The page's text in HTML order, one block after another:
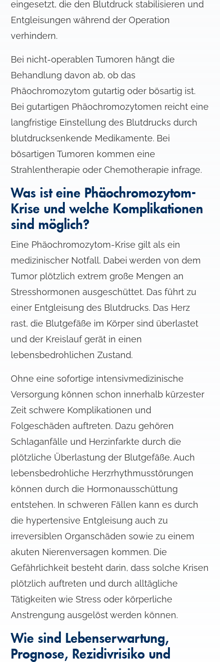
eingesetzt, die den Blutdruck stabilisieren und
Entgleisungen während der Operation
verhindern.
Bei nicht-operablen Tumoren hängt die
Behandlung davon ab, ob das
Phäochromozytom gutartig oder bösartig ist.
Bei gutartigen Phäochromozytomen reicht eine
langfristige Einstellung des Blutdrucks durch
blutdrucksenkende Medikamente. Bei
bösartigen Tumoren kommen eine
Strahlentherapie oder Chemotherapie infrage.
Was ist eine Phäochromozytom-
Krise und welche Komplikationen
sind möglich?
Eine Phäochromozytom-Krise gilt als ein
medizinischer Notfall. Dabei werden von dem
Tumor plötzlich extrem große Mengen an
Stresshormonen ausgeschüttet. Das führt zu
einer Entgleisung des Blutdrucks. Das Herz
rast, die Blutgefäße im Körper sind überlastet
und der Kreislauf gerät in einen
lebensbedrohlichen Zustand.
Ohne eine sofortige intensivmedizinische
Versorgung können schon innerhalb kürzester
Zeit schwere Komplikationen und
Folgeschäden auftreten. Dazu gehören
Schlaganfälle und Herzinfarkte durch die
plötzliche Überlastung der Blutgefäße. Auch
lebensbedrohliche Herzrhythmusstörungen
können durch die Hormonausschüttung
entstehen. In schweren Fällen kann es durch
die hypertensive Entgleisung auch zu
irreversiblen Organschäden sowie zu einem
akuten Nierenversagen kommen. Die
Gefährlichkeit besteht darin, dass solche Krisen
plötzlich auftreten und durch alltägliche
Tätigkeiten wie Stress oder körperliche
Anstrengung ausgelöst werden können.
Wie sind Lebenserwartung,
Prognose, Rezidivrisiko und